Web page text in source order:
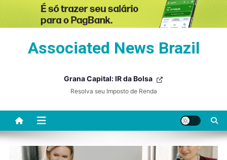
Associated News Brazil
Grana Capital: IR da Bolsa
Resolva seu Imposto de Renda